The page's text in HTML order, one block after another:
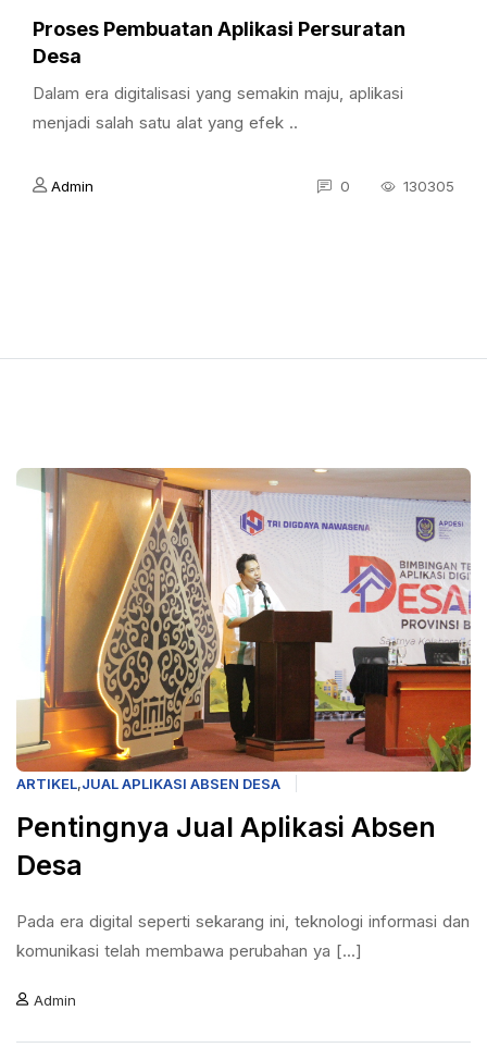
Proses Pembuatan Aplikasi Persuratan
Desa
Dalam era digitalisasi yang semakin maju, aplikasi
menjadi salah satu alat yang efek ..
Admin 0 130305
ARTIKEL,JUAL APLIKASI ABSEN DESA
Pentingnya Jual Aplikasi Absen
Desa
Pada era digital seperti sekarang ini, teknologi informasi dan
komunikasi telah membawa perubahan ya [...]
Admin